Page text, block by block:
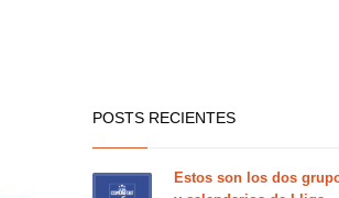
POSTS RECIENTES
Estos son los dos